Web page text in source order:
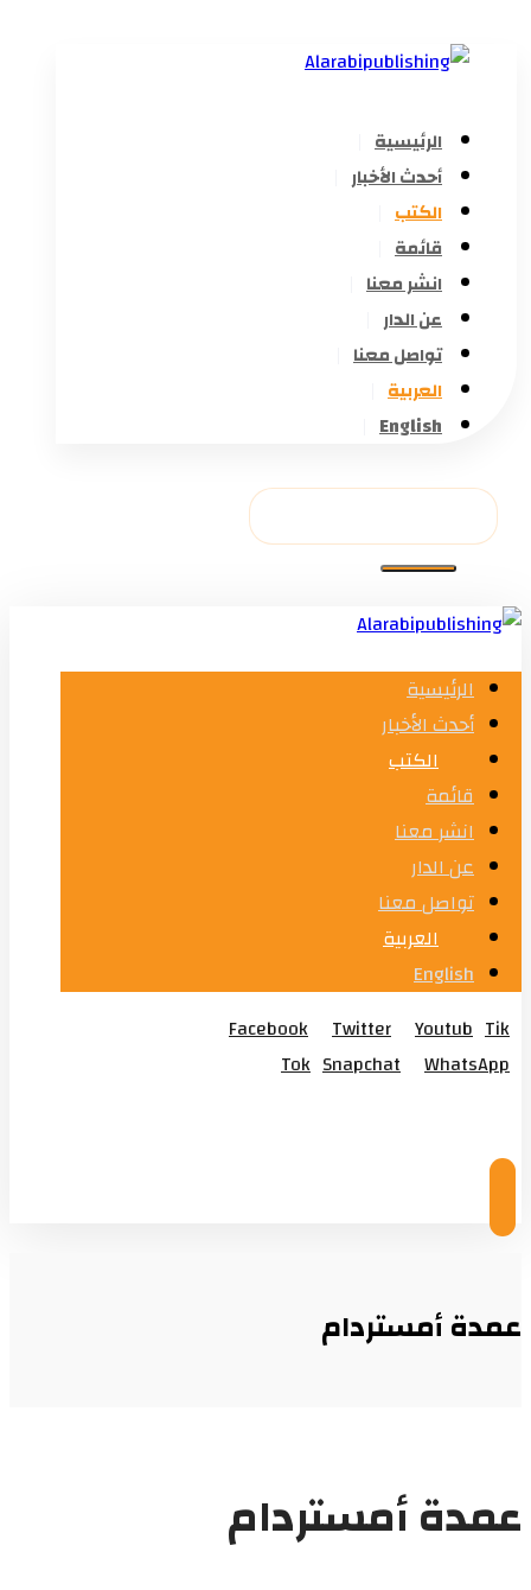
الرئيسية
أحدث الأخبار
الكتب
قائمة
انشر معنا
عن الدار
تواصل معنا
العربية
English
الرئيسية
أحدث الأخبار
الكتب
قائمة
انشر معنا
عن الدار
تواصل معنا
العربية
English
Facebook
Twitter Youtub Tik
Tok Snapchat
WhatsApp
عمدة أمستردام
عمدة أمستردام